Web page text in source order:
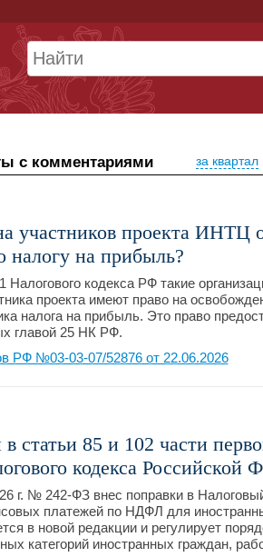
с комментариями за квартал
участников проекта ИНТЦ
налогу на прибыль?
Налогового кодекса РФ такие
проекта имеют право на
налога на прибыль. Это право
главой 25 НК РФ.
РФ №03-03-07/52876 от 22.06.2026
статьи 85 и 102 части
кодекса Российской
г. № 242-ФЗ внес поправки в
платежей по НДФЛ для
в новой редакции и регулирует
категорий иностранных граждан,